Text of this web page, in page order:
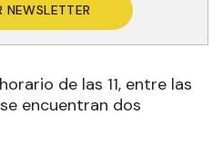
NEWSLETTER
de las 11, entre las
encuentran dos